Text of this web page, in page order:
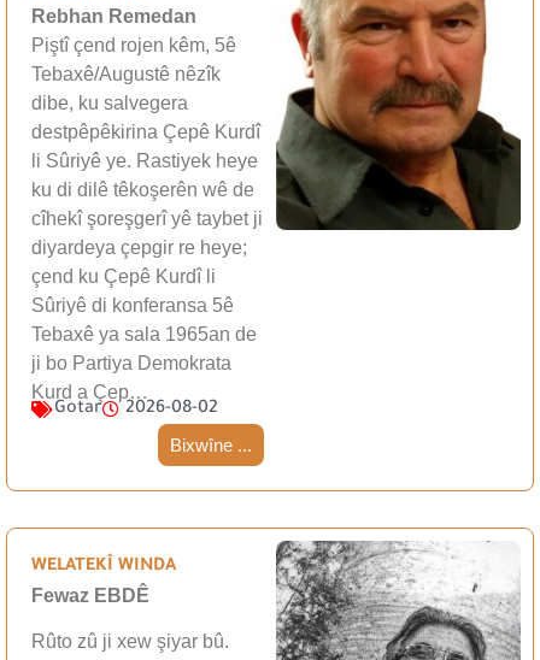
Rebhan Remedan
Piştî çend rojen kêm, 5ê
Tebaxê/Augustê nêzîk
dibe, ku salvegera
destpêpêkirina Çepê Kurdî
li Sûriyê ye. Rastiyek heye
ku di dilê têkoşerên wê de
cîhekî şoreşgerî yê taybet ji
diyardeya çepgir re heye;
çend ku Çepê Kurdî li
Sûriyê di konferansa 5ê
Tebaxê ya sala 1965an de
ji bo Partiya Demokrata
Kurd a Çep…
Gotar 2026-08-02
Bixwîne ...
WELATEKÎ WINDA
Fewaz EBDÊ
Rûto zû ji xew şiyar bû.